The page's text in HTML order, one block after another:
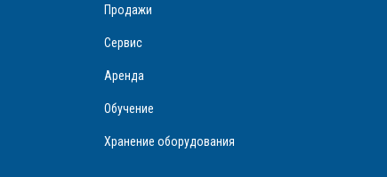
Продажи
Сервис
Аренда
Обучение
Хранение оборудования